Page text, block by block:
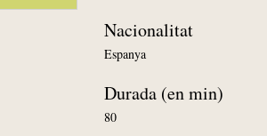
Nacionalitat
Espanya
Durada (en min)
80